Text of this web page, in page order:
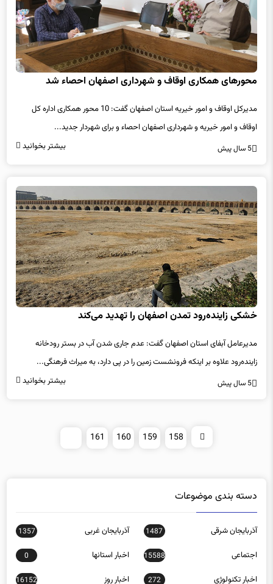
محورهای همکاری اوقاف و شهرداری اصفهان احصاء شد
اوقاف و امور خیریه و شهرداری اصفهان احصاء و برای شهردار جدید...
5 سال پیش بیشتر بخوانید
خشکی زاینده‌رود تمدن اصفهان را تهدید می‌کند
زاینده‌رود علاوه بر اینکه فرونشست زمین را در پی دارد، به میراث فرهنگی...
5 سال پیش بیشتر بخوانید
آذربایجان شرقی
اجتماعی 15588 اخبار استانها 0
اخبار تکنولوژی 272 اخبار روز 16152